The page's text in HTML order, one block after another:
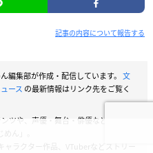
記事の内容について報告する
編集部が作成・配信しています。 文
ース の最新情報はリンク先をご覧く
ツや、声優・舞台・俳優などの情
ん」。
ラクター作品、VTuberなどストリー